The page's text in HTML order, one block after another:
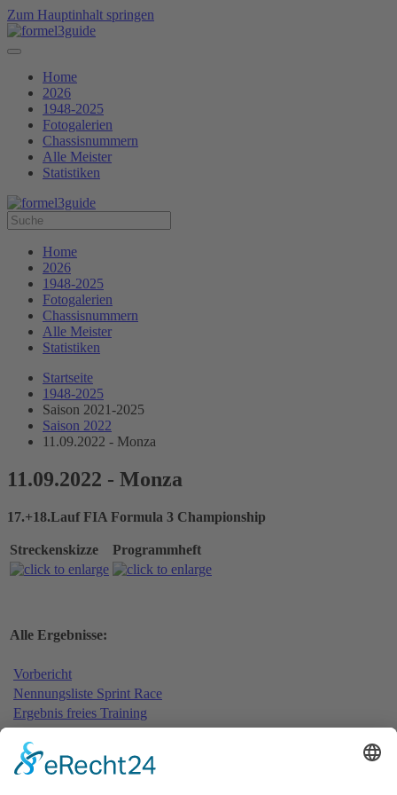
Zum Hauptinhalt springen
Home
2026
1948-2025
Fotogalerien
Chassisnummern
Alle Meister
Statistiken
Home
2026
1948-2025
Fotogalerien
Chassisnummern
Alle Meister
Statistiken
Startseite
1948-2025
Saison 2021-2025
Saison 2022
11.09.2022 - Monza
11.09.2022 - Monza
17.+18.Lauf FIA Formula 3 Championship
Streckenskizze Programmheft
Alle Ergebnisse:
Vorbericht
Nennungsliste Sprint Race
Ergebnis freies Training
Bericht freies Training
Ergebnis Zeittraining
Bericht Zeittraining